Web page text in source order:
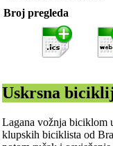
Broj pregleda
Uskrsna
Lagana vožnja biciklom
klupskih biciklista od